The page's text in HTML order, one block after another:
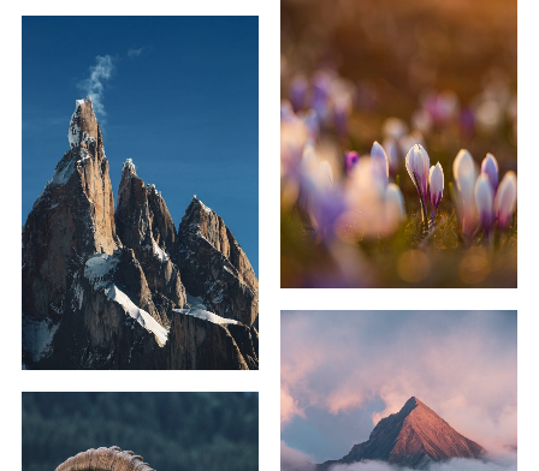
59,00€–179,00
59,00€ 179,00€